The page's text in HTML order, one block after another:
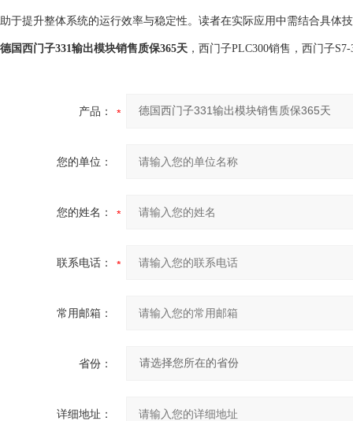
助于提升整体系统的运行效率与稳定性。读者在实际应用中需结合具体
德国西门子331输出模块销售质保365天 ，西门子PLC300销售，西门子
产品：
您的单位：
您的姓名：
联系电话：
常用邮箱：
省份：
详细地址：